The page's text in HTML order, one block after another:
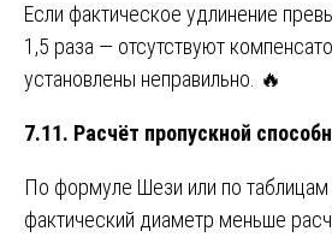
Если фактическое удлинение
1,5 раза — отсутствуют
установлены неправильно. 🔥
7.11. Расчёт пропускной
По формуле Шези или по
фактический диаметр меньше